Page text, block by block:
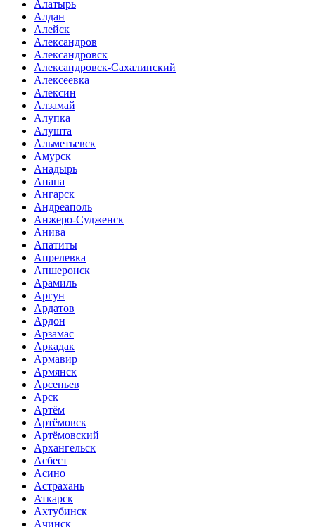
Алатырь
Алдан
Алейск
Александров
Александровск
Александровск-Сахалинский
Алексеевка
Алексин
Алзамай
Алупка
Алушта
Альметьевск
Амурск
Анадырь
Анапа
Ангарск
Андреаполь
Анжеро-Судженск
Анива
Апатиты
Апрелевка
Апшеронск
Арамиль
Аргун
Ардатов
Ардон
Арзамас
Аркадак
Армавир
Армянск
Арсеньев
Арск
Артём
Артёмовск
Артёмовский
Архангельск
Асбест
Асино
Астрахань
Аткарск
Ахтубинск
Ачинск